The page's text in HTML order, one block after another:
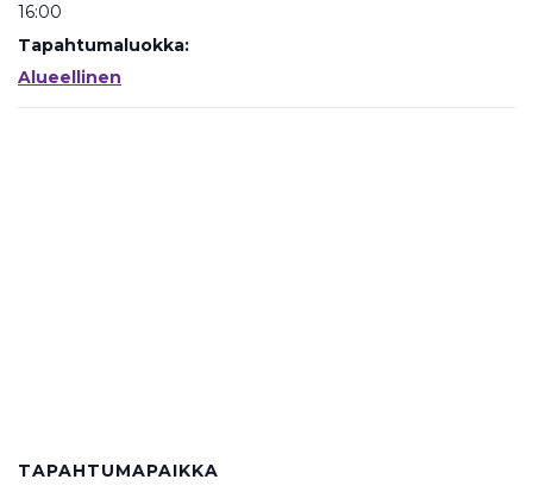
16:00
Tapahtumaluokka:
Alueellinen
TAPAHTUMAPAIKKA